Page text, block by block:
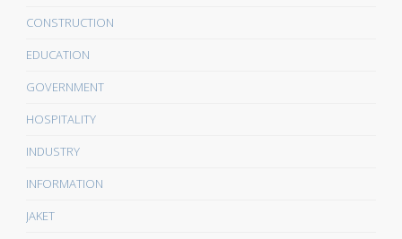
CONSTRUCTION
EDUCATION
GOVERNMENT
HOSPITALITY
INDUSTRY
INFORMATION
JAKET